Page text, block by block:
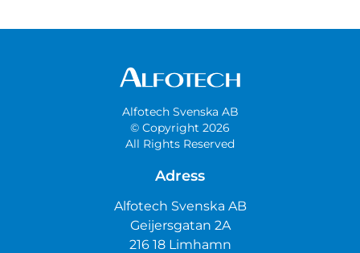
Alfotech Svenska AB
© Copyright 2026
All Rights Reserved
Adress
Alfotech Svenska AB
Geijersgatan 2A
216 18 Limhamn